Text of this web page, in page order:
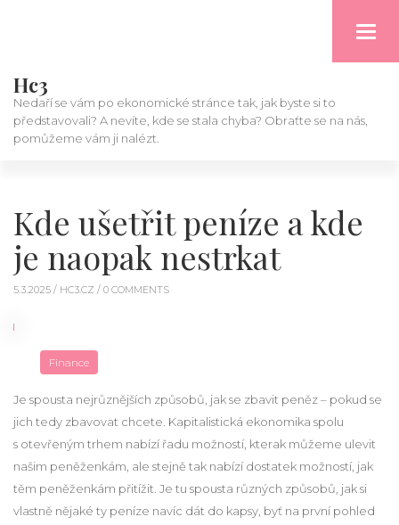
Hc3
Nedaří se vám po ekonomické stránce tak, jak byste si to
představovali? A nevíte, kde se stala chyba? Obraťte se na nás,
pomůžeme vám ji nalézt.
Kde ušetřit peníze a kde
je naopak nestrkat
5.3.2025 / HC3.CZ / 0 COMMENTS
Finance
Je spousta nejrůznějších způsobů, jak se zbavit peněz – pokud se
jich tedy zbavovat chcete. Kapitalistická ekonomika spolu
s otevřeným trhem nabízí řadu možností, kterak můžeme ulevit
našim peněženkám, ale stejně tak nabízí dostatek možností, jak
těm peněženkám přitížit. Je tu spousta různých způsobů, jak si
vlastně nějaké ty peníze navíc dát do kapsy, byť na první pohled